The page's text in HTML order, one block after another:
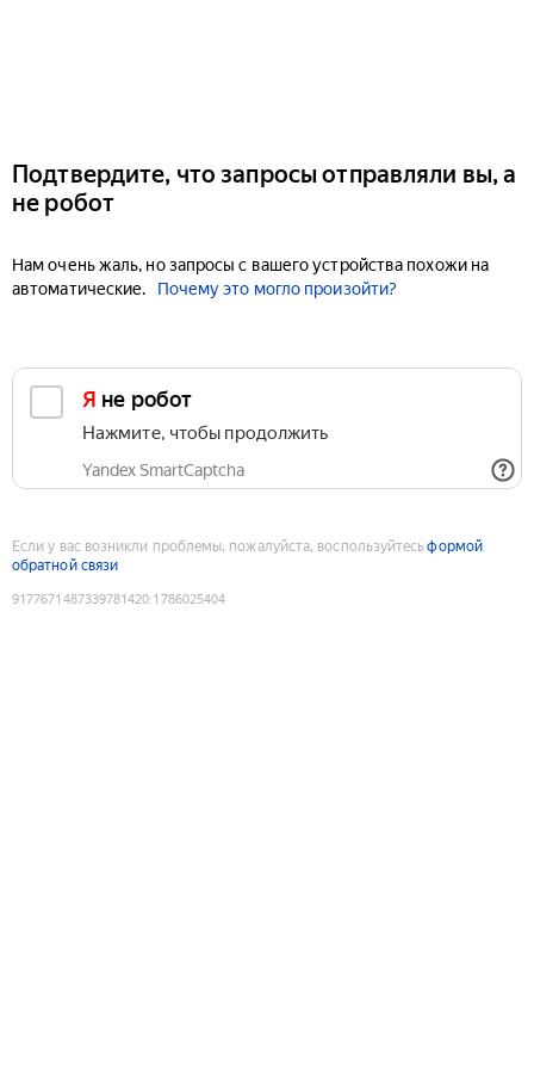
Подтвердите, что запросы отправляли вы, а
не робот
Нам очень жаль, но запросы с вашего устройства похожи на
автоматические.
Почему это могло произойти?
Я не робот
Нажмите, чтобы продолжить
Yandex SmartCaptcha
Если у вас возникли проблемы, пожалуйста, воспользуйтесьформой
обратной связи
9177671487339781420:1786025404